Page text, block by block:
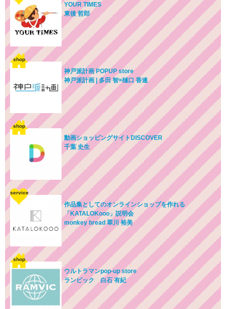
YOUR TIMES
東後 哲郎
shop
神戸派計画 POPUP store
神戸派計画 | 多田 智×樋口 香連
shop
動画ショッピングサイトDISCOVER
千葉 史生
service
作品集としてのオンラインショップを作れる
「KATALOKooo」説明会
monkey bread 翠川 裕美
shop
ウルトラマンpop-up store
ランビック 白石 有紀